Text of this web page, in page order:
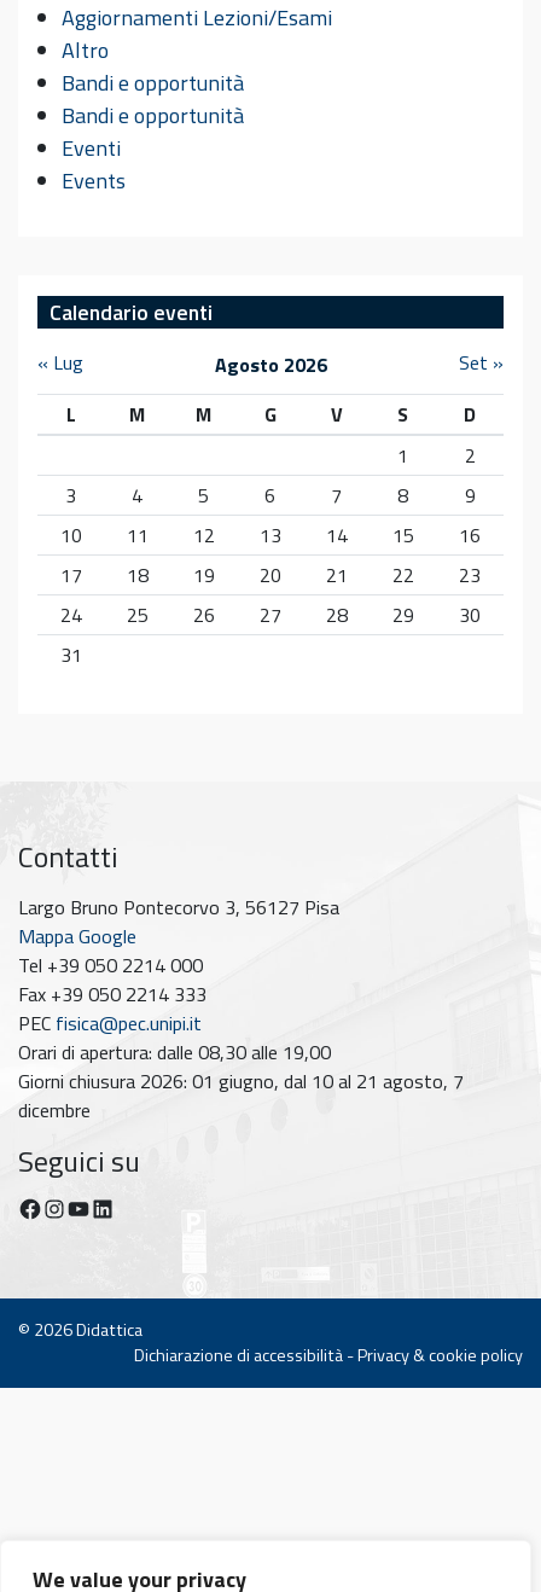
We value your privacy
Aggiornamenti Lezioni/Esami
Altro
Bandi e opportunità
Bandi e opportunità
Eventi
Events
Calendario eventi
Agosto 2026
L
M M G V S D
« Lug Set »
1
2
3
4 5 6 7 8
9
10
11 12 13 14 15
16
17
18 19 20 21 22
23
24
25 26 27 28 29
30
31
Contatti
Largo Bruno Pontecorvo 3, 56127 Pisa
Mappa Google
Tel +39 050 2214 000
Fax +39 050 2214 333
PEC fisica@pec.unipi.it
Orari di apertura: dalle 08,30 alle 19,00
Giorni chiusura 2026: 01 giugno, dal 10 al 21 agosto, 7
dicembre
Seguici su
Facebook
Instagram
YouTube
https://www.linkedin.com/company/dipartimento-di-fisica-unipi/posts/?feedView=all
© 2026Didattica
Dichiarazione di accessibilità-Privacy & cookie policy